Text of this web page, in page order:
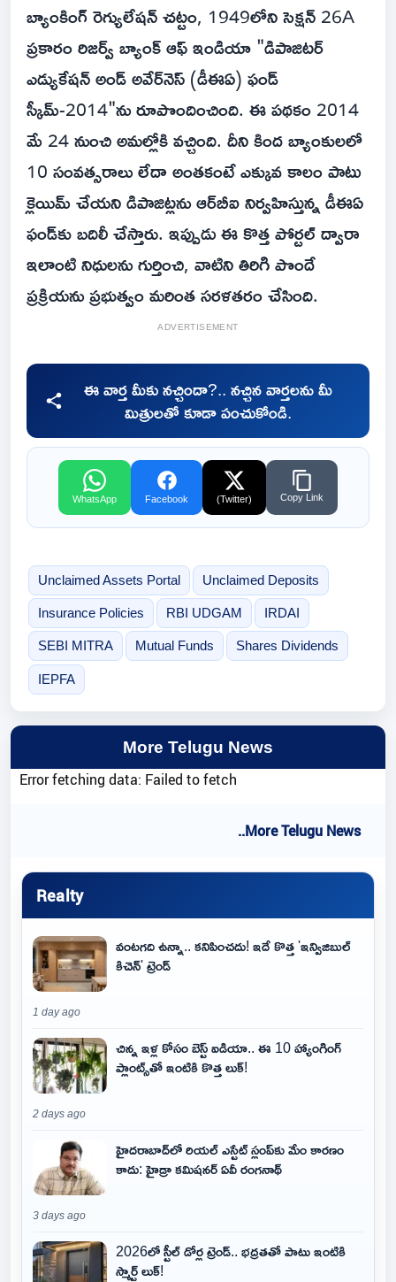
బ్యాంకింగ్ రెగ్యులేషన్ చట్టం, 1949లోని సెక్షన్ 26A
ప్రకారం రిజర్వ్ బ్యాంక్ ఆఫ్ ఇండియా "డిపాజిటర్
ఎడ్యుకేషన్ అండ్ అవేర్‌నెస్ (డీఈఏ) ఫండ్
స్కీమ్-2014"ను రూపొందించింది. ఈ పథకం 2014
మే 24 నుంచి అమల్లోకి వచ్చింది. దీని కింద బ్యాంకులలో
10 సంవత్సరాలు లేదా అంతకంటే ఎక్కువ కాలం పాటు
క్లెయిమ్ చేయని డిపాజిట్లను ఆర్‌బీఐ నిర్వహిస్తున్న డీఈఏ
ఫండ్‌కు బదిలీ చేస్తారు. ఇప్పుడు ఈ కొత్త పోర్టల్ ద్వారా
ఇలాంటి నిధులను గుర్తించి, వాటిని తిరిగి పొందే
ప్రక్రియను ప్రభుత్వం మరింత సరళతరం చేసింది.
ADVERTISEMENT
ఈ వార్త మీకు నచ్చిందా?.. నచ్చిన వార్తలను మీ
మిత్రులతో కూడా పంచుకోండి.
WhatsApp Facebook (Twitter) Copy Link
Unclaimed Assets Portal Unclaimed Deposits
Insurance Policies RBI UDGAM IRDAI
SEBI MITRA Mutual Funds Shares Dividends
IEPFA
More Telugu News
Error fetching data: Failed to fetch
..More Telugu News
Realty
వంటగది ఉన్నా.. కనిపించదు! ఇదే కొత్త 'ఇన్విజిబుల్
కిచెన్' ట్రెండ్
1 day ago
చిన్న ఇళ్ల కోసం బెస్ట్ ఐడియా.. ఈ 10 హ్యాంగింగ్
ప్లాంట్స్‌తో ఇంటికి కొత్త లుక్!
2 days ago
హైదరాబాద్‌లో రియల్ ఎస్టేట్ స్లంప్‌కు మేం కారణం
కాదు: హైడ్రా కమిషనర్ ఏవీ రంగనాథ్
3 days ago
2026లో స్టీల్ డోర్ల ట్రెండ్.. భద్రతతో పాటు ఇంటికి
స్మార్ట్ లుక్!